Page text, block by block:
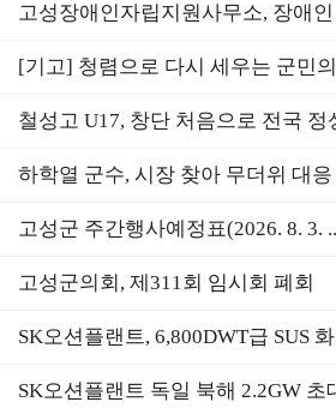
고성장애인자립지원사무소, 장애
[기고] 청렴으로 다시 세우는 군민
철성고 U17, 창단 처음으로 전국 정
하학열 군수, 시장 찾아 무더위 대응
고성군 주간행사예정표(2026. 8. 3.
고성군의회, 제311회 임시회 폐회
SK오션플랜트, 6,800DWT급 SUS 화
SK오션플랜트 독일 북해 2.2GW 초